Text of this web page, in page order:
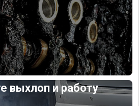
выхлоп и работу